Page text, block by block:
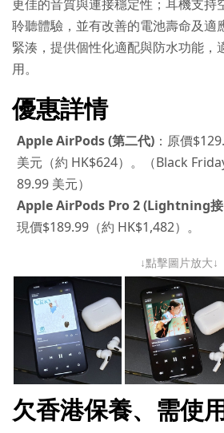
更佳的音質與連接穩定性；耳機支持
聆聽體驗，並有改善的電池壽命及適
緊湊，提供個性化適配與防水功能，
用。
優惠詳情
Apple AirPods (第二代) ：原價
美元（約 HK$624）。（Black
89.99 美元）
Apple AirPods Pro 2 (Lightning
現價$189.99（約 HK$1,482）。
↓點擊圖片放大↓
欠香港保養、需使